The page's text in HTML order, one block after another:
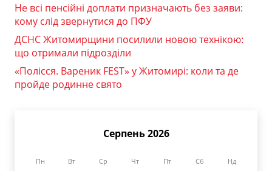
Не всі пенсійні доплати призначають без заяви:
кому слід звернутися до ПФУ
ДСНС Житомирщини посилили новою технікою:
що отримали підрозділи
«Полісся. Вареник FEST» у Житомирі: коли та де
пройде родинне свято
Серпень 2026
Пн Вт Ср Чт Пт Сб Нд